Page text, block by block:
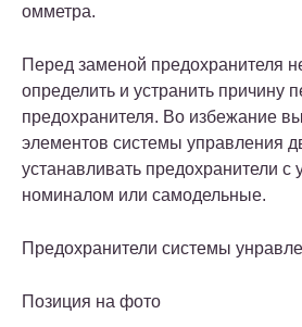
омметра.
Перед заменой предохранителя
определить и устранить причину
предохранителя. Во избежание
элементов системы управления
устанавливать предохранители с
номиналом или самодельные.
Предохранители системы
Позиция на фото